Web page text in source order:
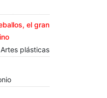
el gran
plásticas